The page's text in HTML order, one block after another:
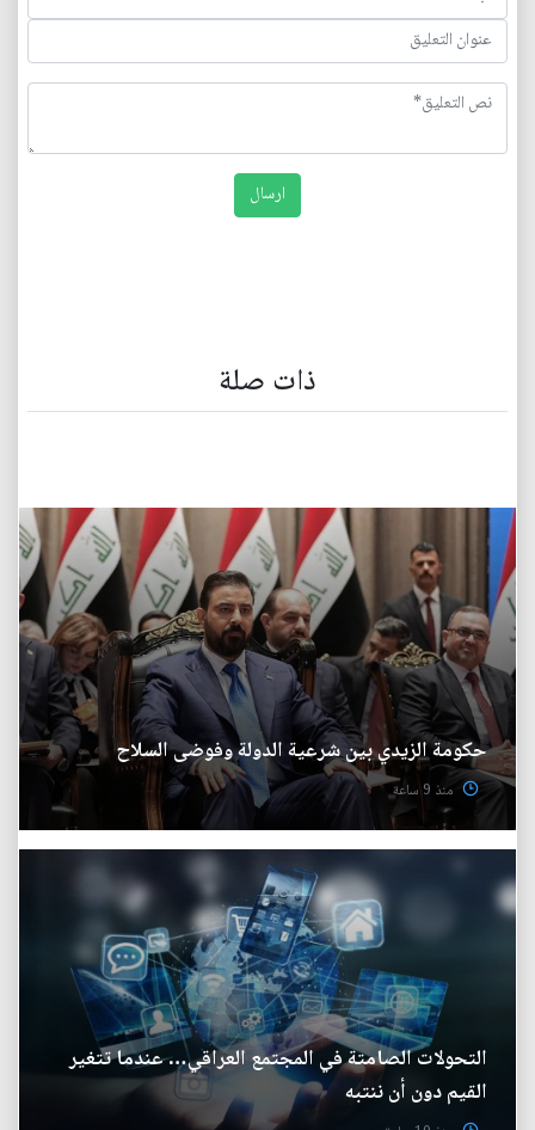
ذات صلة
حكومة الزيدي بين شرعية الدولة وفوضى السلاح
منذ 9 ساعة
التحولات الصامتة في المجتمع العراقي… عندما تتغير
القيم دون أن ننتبه